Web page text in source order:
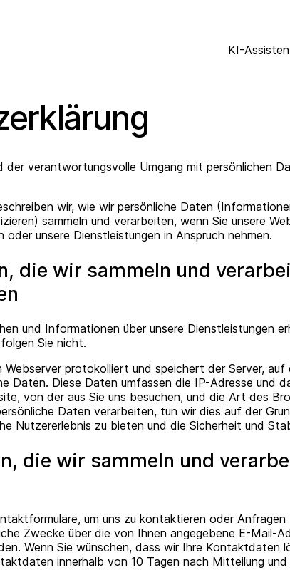
KI-
verantwortungsvolle Umgang mit persönlichen
wir, wie wir persönliche Daten
sammeln und verarbeiten, wenn Sie unsere
oder unsere Dienstleistungen in Anspruch nehmen.
die wir sammeln und
und Informationen über unsere Dienstleistungen
Sie nicht.
Webserver protokolliert und speichert der Server,
Daten. Diese Daten umfassen die IP-Adresse und
von der aus Sie uns besuchen, und die Art des
Daten verarbeiten, tun wir dies auf der
Nutzererlebnis zu bieten und die Sicherheit und
die wir sammeln und
um uns zu kontaktieren oder
Zwecke über die von Ihnen angegebene E-Mail-
Wenn Sie wünschen, dass wir Ihre Kontaktdaten
innerhalb von 10 Tagen nach Mitteilung und